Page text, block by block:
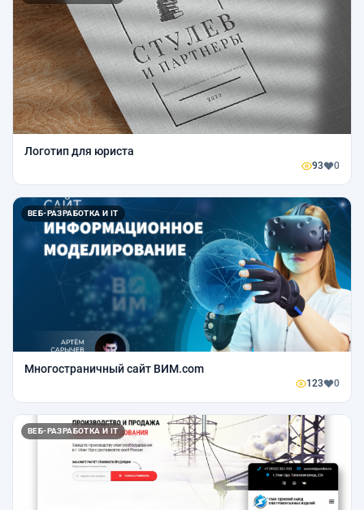
Логотип для юриста
93 0
ВЕБ-РАЗРАБОТКА И IT
Многостраничный сайт ВИМ.com
123 0
ВЕБ-РАЗРАБОТКА И IT